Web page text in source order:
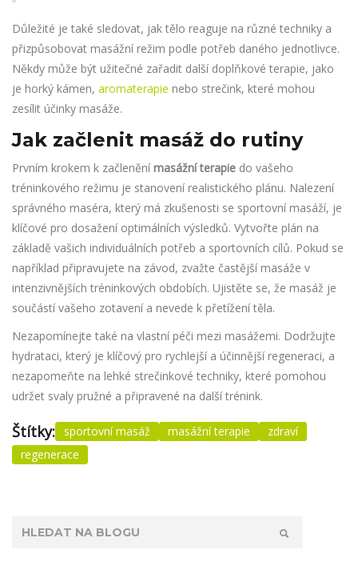
Důležité je také sledovat, jak tělo reaguje na různé techniky a
přizpůsobovat masážní režim podle potřeb daného jednotlivce.
Někdy může být užitečné zařadit další doplňkové terapie, jako
je horký kámen, aromaterapie nebo strečink, které mohou
zesílit účinky masáže.
Jak začlenit masáž do rutiny
Prvním krokem k začlenění masážní terapie do vašeho
tréninkového režimu je stanovení realistického plánu. Nalezení
správného maséra, který má zkušenosti se sportovní masáží, je
klíčové pro dosažení optimálních výsledků. Vytvořte plán na
základě vašich individuálních potřeb a sportovních cílů. Pokud se
například připravujete na závod, zvažte častější masáže v
intenzivnějších tréninkových obdobích. Ujistěte se, že masáž je
součástí vašeho zotavení a nevede k přetížení těla.
Nezapomínejte také na vlastní péči mezi masážemi. Dodržujte
hydrataci, který je klíčový pro rychlejší a účinnější regeneraci, a
nezapomeňte na lehké strečinkové techniky, které pomohou
udržet svaly pružné a připravené na další trénink.
Štítky: sportovní masáž masážní terapie
zdraví
regenerace